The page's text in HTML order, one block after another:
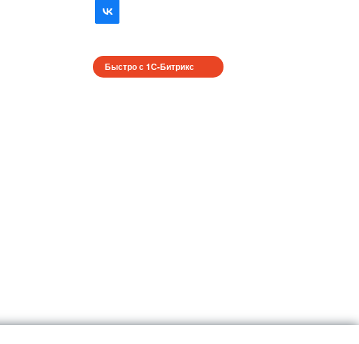
Быстро с 1С-Битрикс